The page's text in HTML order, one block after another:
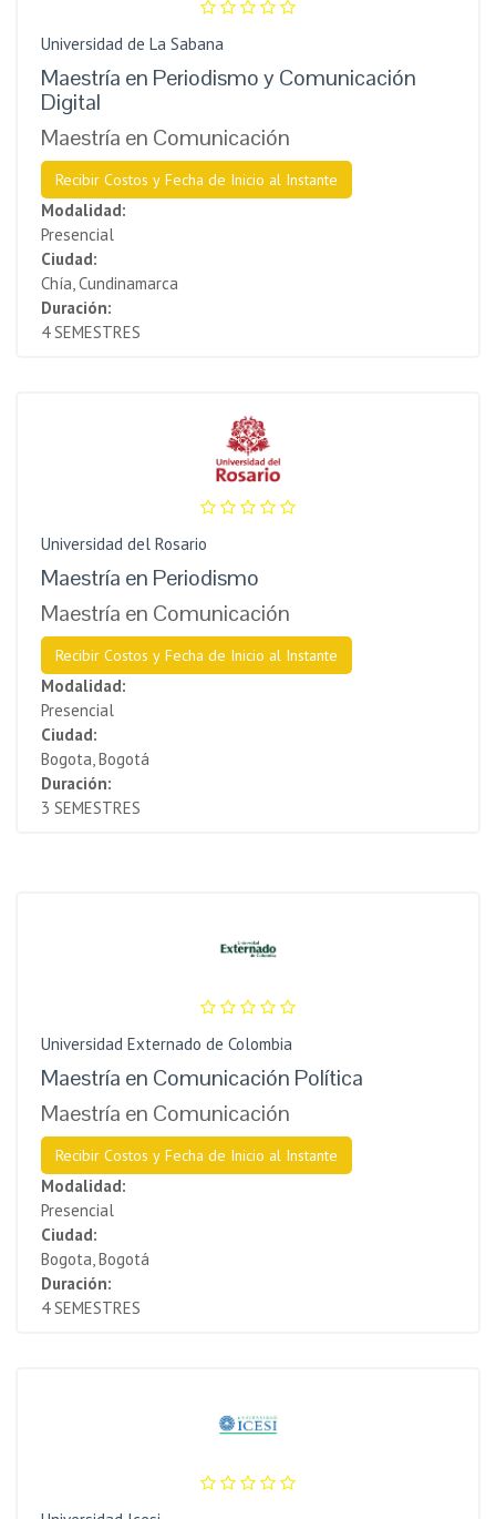
Universidad de La Sabana
Maestría en Periodismo y Comunicación
Digital
Maestría en Comunicación
Recibir Costos y Fecha de Inicio al Instante
Modalidad:
Presencial
Ciudad:
Chía, Cundinamarca
Duración:
4 SEMESTRES
Universidad del Rosario
Maestría en Periodismo
Maestría en Comunicación
Recibir Costos y Fecha de Inicio al Instante
Modalidad:
Presencial
Ciudad:
Bogota, Bogotá
Duración:
3 SEMESTRES
Universidad Externado de Colombia
Maestría en Comunicación Política
Maestría en Comunicación
Recibir Costos y Fecha de Inicio al Instante
Modalidad:
Presencial
Ciudad:
Bogota, Bogotá
Duración:
4 SEMESTRES